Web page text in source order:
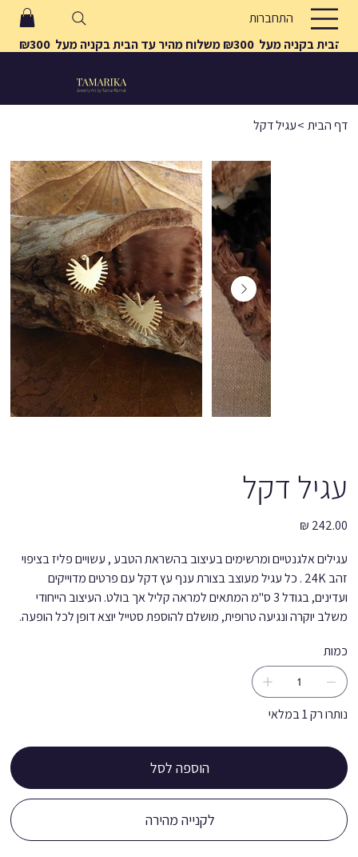
התחברות
דף הבית >עגיל דקל
עגיל דקל
עגילים אלגנטיים ומרשימים בעיצוב בהשראת הטבע , עשויים פליז בציפוי
זהב 24K . כל עגיל מעוצב בצורת ענף עץ דקל עם פרטים מדוייקים
ועדינים, בגודל 3 ס''מ המתאים למראה קליל אך בולט. העיצוב הייחודי
משלב יוקרה ונגיעה טרופית, מושלם להוספת סטייל יוצא דופן לכל הופעה.
כמות
נותרו רק 1 במלאי
הוספה לסל
לקנייה מהירה